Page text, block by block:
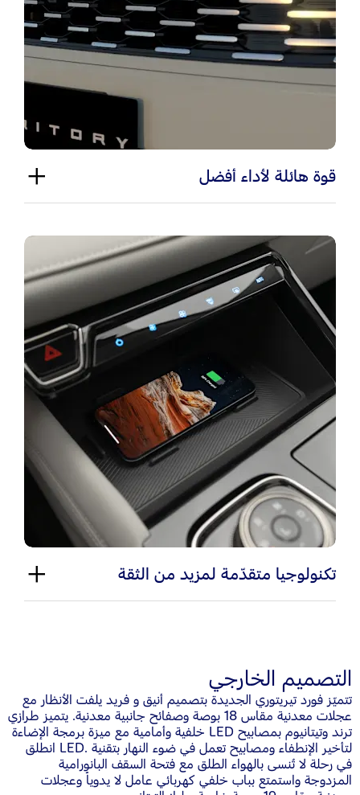
قوة هائلة لأداء أفضل
تكنولوجيا متقدّمة لمزيد من الثقة
التصميم الخارجي
تتميّز فورد تيريتوري الجديدة بتصميم أنيق و فريد يلفت الأنظار مع
عجلات معدنية مقاس 18 بوصة وصفائح جانبية معدنية. يتميز طرازي
ترند وتيتانيوم بمصابيح LED خلفية وأمامية مع ميزة برمجة الإضاءة
لتأخير الإنطفاء ومصابيح تعمل في ضوء النهار بتقنية .LED انطلق
في رحلة لا تُنسى بالهواء الطلق مع فتحة السقف البانورامية
المزدوجة واستمتع بباب خلفي كهربائي عامل لا يدوياً وعجلات